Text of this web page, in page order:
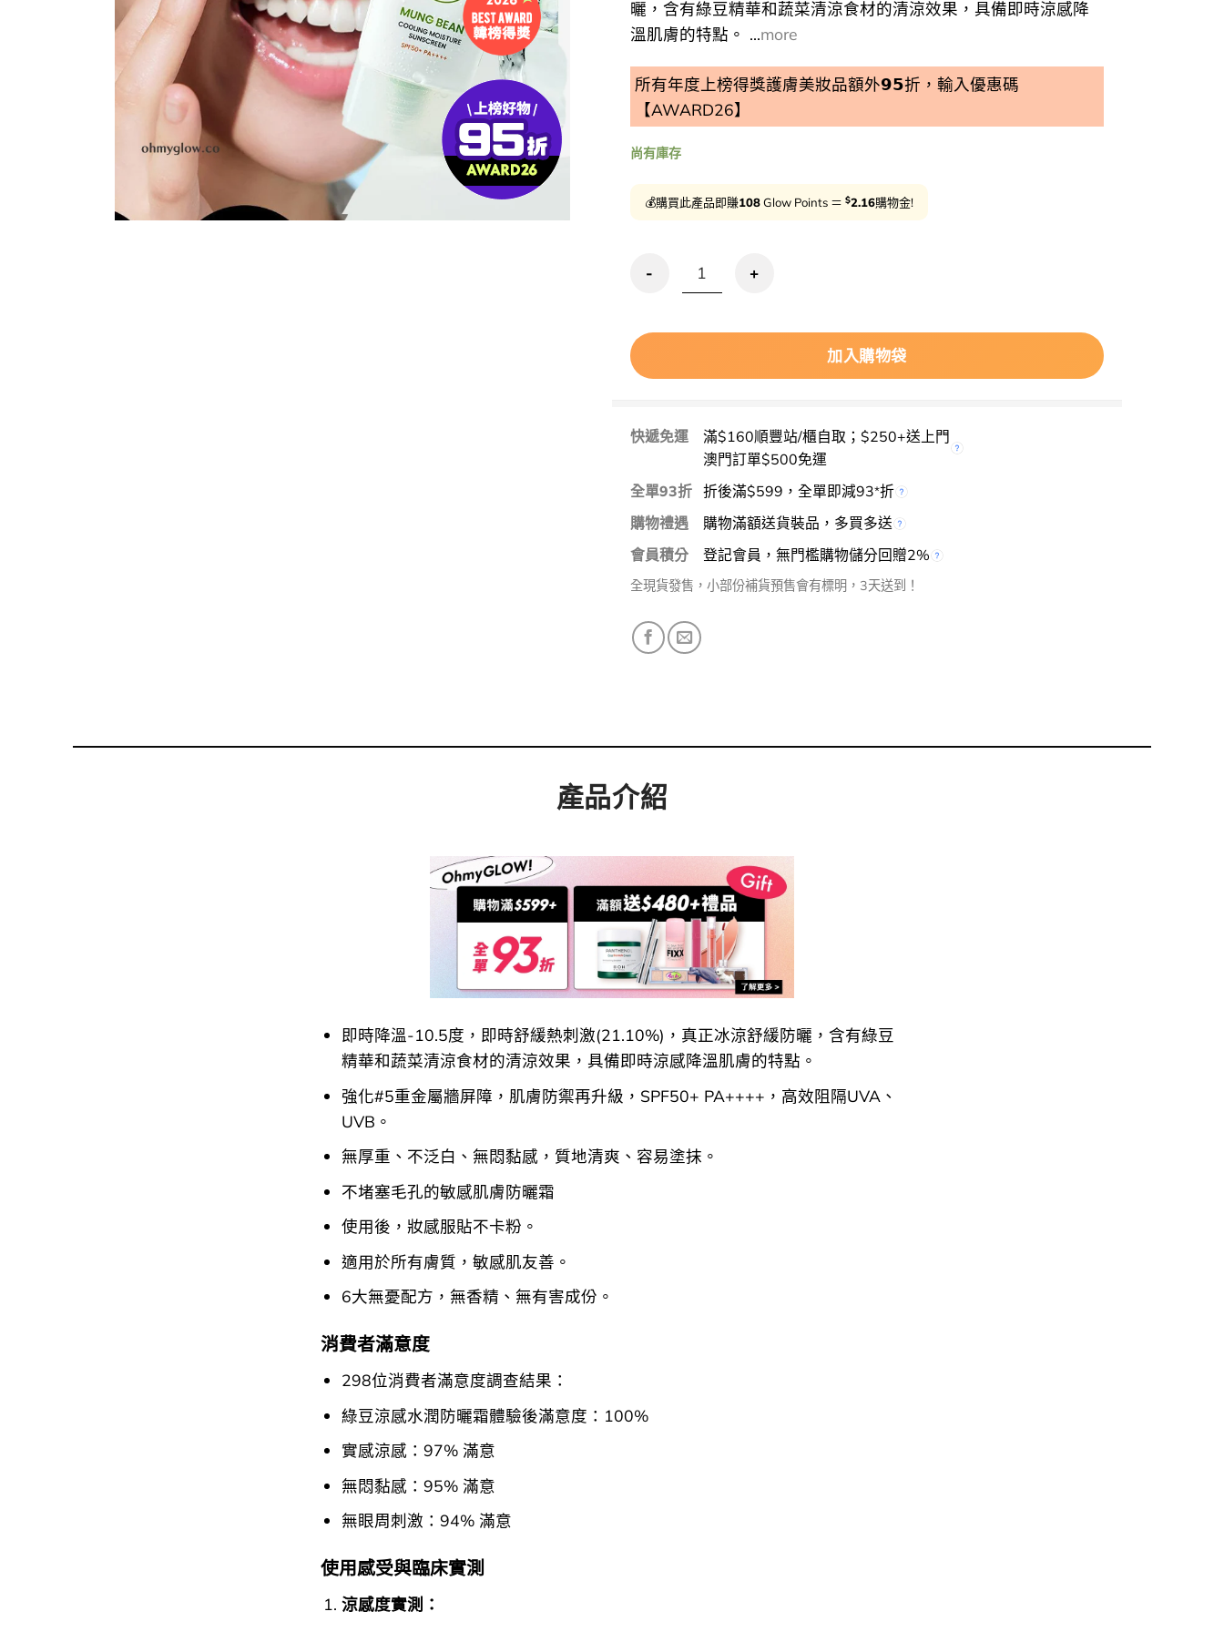
曬，含有綠豆精華和蔬菜清涼食材的清涼效果，具備即時涼感降
溫肌膚的特點。 ...more
所有年度上榜得獎護膚美妝品額外𝟵𝟱折，輸入優惠碼
【AWARD26】
尚有庫存
💰購買此產品即賺108Glow Points ＝ $2.16購物金!
優惠碼再95折!即時降溫-10.5度～beplain Mung Bean Cooling Moisture Sunscreen
加入購物袋
快遞免運
滿$160順豐站/櫃自取；$250+送上門
澳門訂單$500免運
全單93折 折後滿$599，全單即減93*折
購物禮遇
購物滿額送貨裝品，多買多送
會員積分
登記會員，無門檻購物儲分回贈2%
全現貨發售，小部份補貨預售會有標明，3天送到！
產品介紹
即時降溫-10.5度，即時舒緩熱刺激(21.10%)，真正冰涼舒緩防曬，含有綠豆
精華和蔬菜清涼食材的清涼效果，具備即時涼感降溫肌膚的特點。
強化#5重金屬牆屏障，肌膚防禦再升級，SPF50+ PA++++，高效阻隔UVA、
UVB。
無厚重、不泛白、無悶黏感，質地清爽、容易塗抹。
不堵塞毛孔的敏感肌膚防曬霜
使用後，妝感服貼不卡粉。
適用於所有膚質，敏感肌友善。
6大無憂配方，無香精、無有害成份。
消費者滿意度
298位消費者滿意度調查結果：
綠豆涼感水潤防曬霜體驗後滿意度：100%
實感涼感：97% 滿意
無悶黏感：95% 滿意
無眼周刺激：94% 滿意
使用感受與臨床實測
涼感度實測：